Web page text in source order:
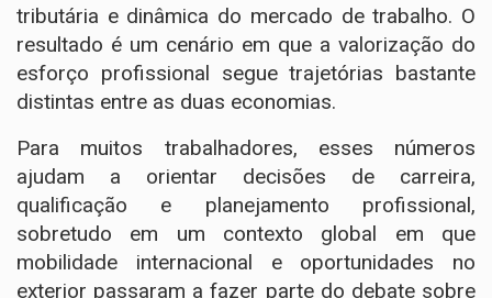
tributária e dinâmica do mercado de trabalho. O
resultado é um cenário em que a valorização do
esforço profissional segue trajetórias bastante
distintas entre as duas economias.
Para muitos trabalhadores, esses números
ajudam a orientar decisões de carreira,
qualificação e planejamento profissional,
sobretudo em um contexto global em que
mobilidade internacional e oportunidades no
exterior passaram a fazer parte do debate sobre